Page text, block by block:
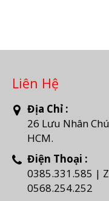
Liên Hệ
Địa Chỉ :
26 Lưu Nhân
HCM.
Điện Thoại :
0385.331.585 |
0568.254.252